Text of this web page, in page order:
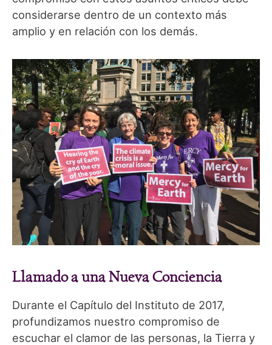
considerarse dentro de un contexto más
amplio y en relación con los demás.
Llamado a una Nueva Conciencia
Durante el Capítulo del Instituto de 2017,
profundizamos nuestro compromiso de
escuchar el clamor de las personas, la Tierra y